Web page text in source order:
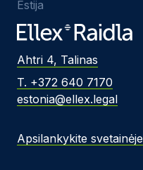
Estija
Ahtri 4, Talinas
T. +372 640 7170
estonia@ellex.legal
Apsilankykite svetainėje